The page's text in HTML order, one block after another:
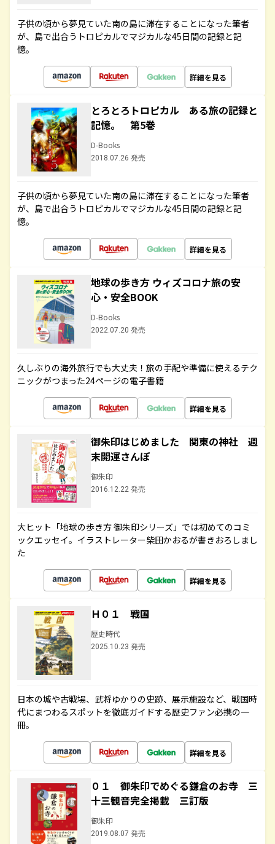
子供の頃から夢見ていた南の島に滞在することになった筆者
が、島で出合うトロピカルでマジカルな45日間の記録と記
憶。
詳細を見る
とろとろトロピカル ある旅の記録と
記憶。 第5巻
D-Books
2018.07.26 発売
子供の頃から夢見ていた南の島に滞在することになった筆者
が、島で出合うトロピカルでマジカルな45日間の記録と記
憶。
詳細を見る
地球の歩き方 ウィズコロナ旅の安
心・安全BOOK
D-Books
2022.07.20 発売
久しぶりの海外旅行でも大丈夫！旅の手配や準備に使えるテク
ニックがつまった24ページの電子書籍
詳細を見る
御朱印はじめました 関東の神社 週
末開運さんぽ
御朱印
2016.12.22 発売
大ヒット「地球の歩き方 御朱印シリーズ」では初めてのコミ
ックエッセイ。イラストレーター柴田かおるが書きおろしまし
た
詳細を見る
Ｈ０１ 戦国
歴史時代
2025.10.23 発売
日本の城や古戦場、武将ゆかりの史跡、展示施設など、戦国時
代にまつわるスポットを徹底ガイドする歴史ファン必携の一
冊。
詳細を見る
０１ 御朱印でめぐる鎌倉のお寺 三
十三観音完全掲載 三訂版
御朱印
2019.08.07 発売